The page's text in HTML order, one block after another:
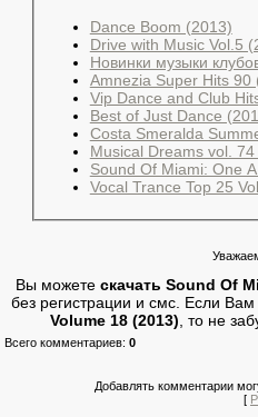
Dance Boom (2013)
Drive with Music Vol.5
Новинки музыки
Amnezia Super Hits 90
Vip Dance and Club
Best of Just Dance
Costa Smeralda
Musical Dreams vol.
Sound Of Miami: One
Vocal Trance Top 25
Вы можете скачать Sound Of
без регистрации и смс. Если
Volume 18 (2013), то не
Всего комментариев: 0
Добавлять комментарии
[